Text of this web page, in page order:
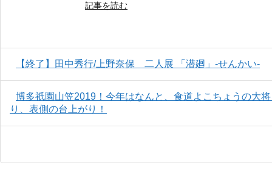
記事を読む
【終了】田中秀行/上野奈保 二人展 「潜廻」-せんかい-
博多祇園山笠2019！今年はなんと、食道よこちょうの大
り、表側の台上がり！